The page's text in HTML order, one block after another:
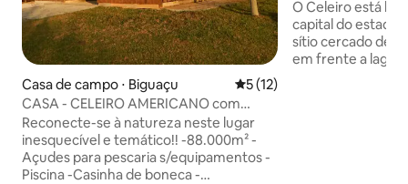
Casa de campo ⋅ Biguaçu 5 de uma avaliação média
5 (12)
CASA - CELEIRO AMERICANO com
piscina e açudes
Reconecte-se à natureza neste lugar
inesquecível e temático!! -88.000m² -
Açudes para pescaria s/equipamentos -
Piscina -Casinha de boneca -
Chapada
O Celeiro está
capital do estado,
sítio cercado de
em frente a